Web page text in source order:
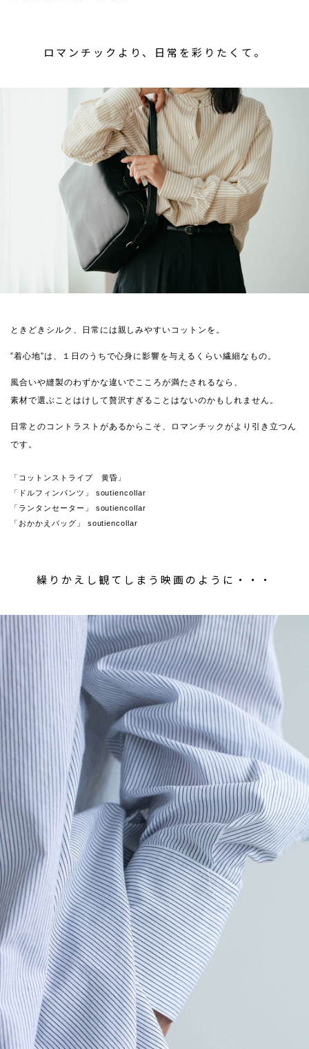
ロマンチックより、日常を彩りたくて。
ときどきシルク、日常には親しみやすいコットンを。
”着心地”は、１日のうちで心身に影響を与えるくらい繊細なもの。
風合いや縫製のわずかな違いでこころが満たされるなら、
素材で選ぶことはけして贅沢すぎることはないのかもしれません。
日常とのコントラストがあるからこそ、ロマンチックがより引き立つん
です。
「コットンストライプ 黄昏」
「ドルフィンパンツ」 soutiencollar
「ランタンセーター」 soutiencollar
「おかかえバッグ」 soutiencollar
繰りかえし観てしまう映画のように・・・